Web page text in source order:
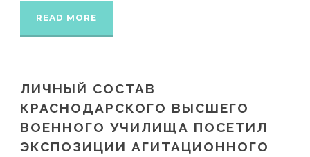
READ MORE
ЛИЧНЫЙ СОСТАВ
КРАСНОДАРСКОГО ВЫСШЕГО
ВОЕННОГО УЧИЛИЩА ПОСЕТИЛ
ЭКСПОЗИЦИИ АГИТАЦИОННОГО